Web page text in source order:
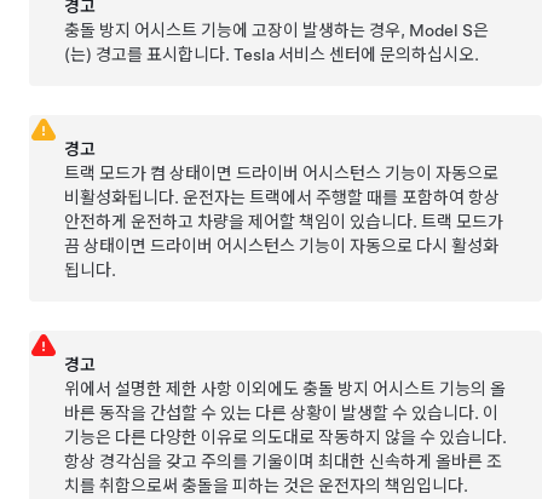
경고
충돌 방지 어시스트 기능에 고장이 발생하는 경우, Model S은
(는) 경고를 표시합니다. Tesla 서비스 센터에 문의하십시오.
경고
트랙 모드가 켬 상태이면 드라이버 어시스턴스 기능이 자동으로
비활성화됩니다. 운전자는 트랙에서 주행할 때를 포함하여 항상
안전하게 운전하고 차량을 제어할 책임이 있습니다. 트랙 모드가
끔 상태이면 드라이버 어시스턴스 기능이 자동으로 다시 활성화
됩니다.
경고
위에서 설명한 제한 사항 이외에도 충돌 방지 어시스트 기능의 올
바른 동작을 간섭할 수 있는 다른 상황이 발생할 수 있습니다. 이
기능은 다른 다양한 이유로 의도대로 작동하지 않을 수 있습니다.
항상 경각심을 갖고 주의를 기울이며 최대한 신속하게 올바른 조
치를 취함으로써 충돌을 피하는 것은 운전자의 책임입니다.